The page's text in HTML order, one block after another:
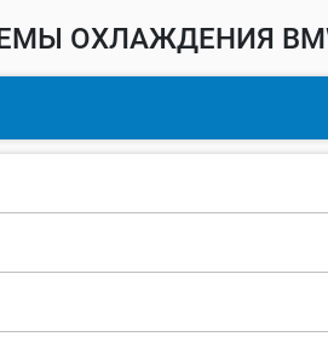
ОХЛАЖДЕНИЯ